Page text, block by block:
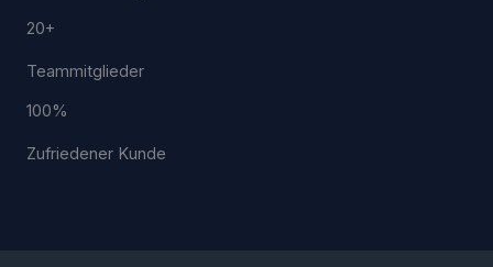
20+
Teammitglieder
100%
Zufriedener Kunde